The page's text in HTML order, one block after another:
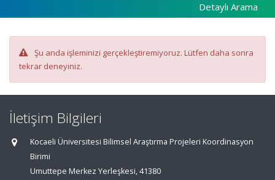
Detaylı Arama
Şu anda işleminizi gerçekleştiremiyoruz. Lütfen daha sonra
tekrar deneyiniz.
İletişim Bilgileri
Kocaeli Üniversitesi Bilimsel Araştırma Projeleri Koordinasyon
Birimi
Umuttepe Merkez Yerleşkesi, 41380